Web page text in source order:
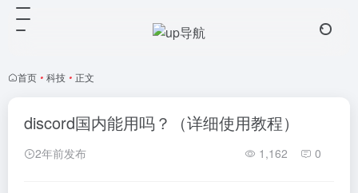
首页 • 科技 • 正文
discord国内能用吗？（详细使用教程）
2年前发布 1,162 0